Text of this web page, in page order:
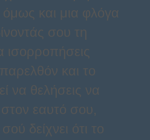
όμως και μια φλόγα
σου τη
ισορροπήσεις
και το
να θελήσεις να
στον εαυτό σου,
δείχνει ότι το